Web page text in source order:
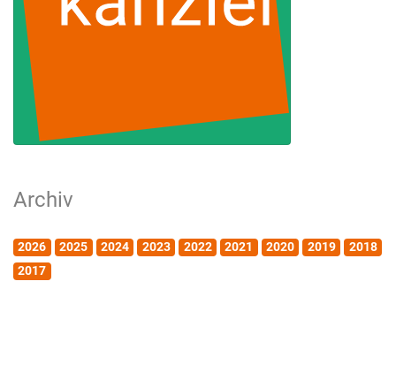
Archiv
2026 2025 2024 2023 2022 2021 2020 2019
2018
2017